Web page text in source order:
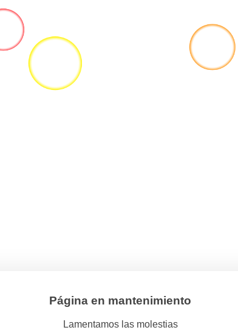
Página en mantenimiento
Lamentamos las molestias